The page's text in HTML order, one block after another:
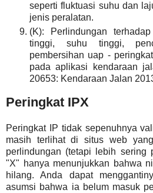
seperti fluktuasi suhu dan
jenis peralatan.
(K): Perlindungan
tinggi, suhu tinggi,
pembersihan uap -
pada aplikasi kendaraan
20653: Kendaraan Jalan
Peringkat IPX
Peringkat IP tidak sepenuhnya
masih terlihat di situs web
perlindungan (tetapi lebih sering
"X" hanya menunjukkan bahwa
hilang. Anda dapat
asumsi bahwa ia belum masuk